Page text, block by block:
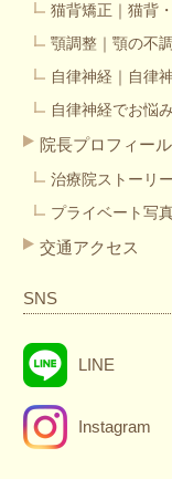
猫背矯正｜猫背
顎調整｜顎の不
自律神経｜自律
自律神経でお悩
院長プロフィール
治療院ストーリー
プライベート写
交通アクセス
SNS
LINE
Instagram